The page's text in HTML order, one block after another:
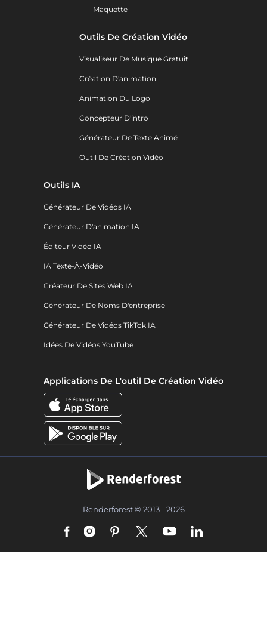
Maquette
Outils De Création Vidéo
Visualiseur De Musique Gratuit
Création D'animation
Animation Du Logo
Concepteur D'intro
Générateur De Texte Animé
Outil De Création Vidéo
Outils IA
Générateur De Vidéos IA
Générateur D'animation IA
Éditeur Vidéo IA
IA Texte-À-Vidéo
Créateur De Sites Web IA
Générateur De Noms D'entreprise
Générateur De Vidéos TikTok IA
Idées De Vidéos YouTube
Applications De L'outil De Création Vidéo
Renderforest © 2013 - 2026